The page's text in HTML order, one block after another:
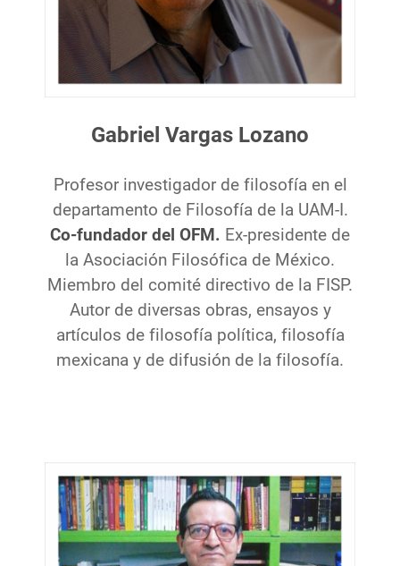
Gabriel Vargas Lozano
Profesor investigador de filosofía en el
departamento de Filosofía de la UAM-I.
Co-fundador del OFM. Ex-presidente de
la Asociación Filosófica de México.
Miembro del comité directivo de la FISP.
Autor de diversas obras, ensayos y
artículos de filosofía política, filosofía
mexicana y de difusión de la filosofía.